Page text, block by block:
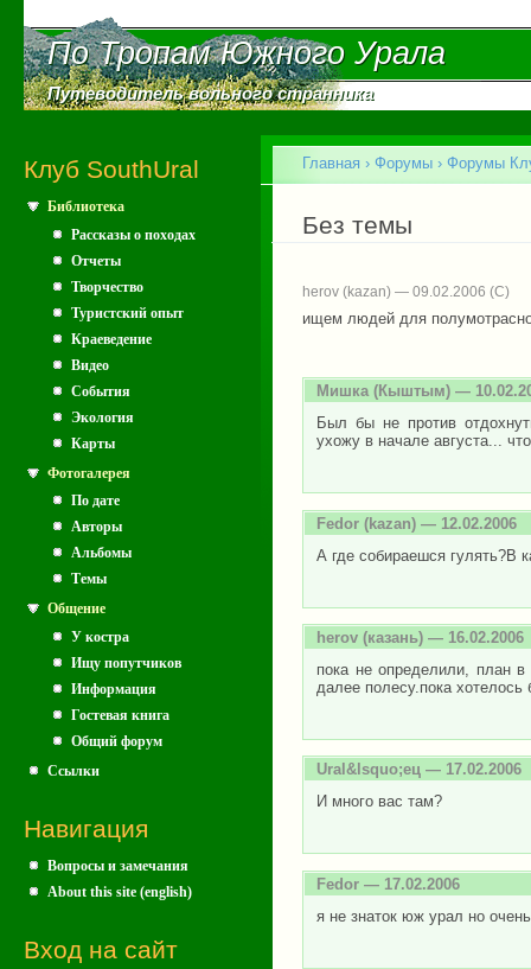
По Тропам Южного Урала
По Тропам Южного Урала
Путеводитель вольного странника
Путеводитель вольного странника
Клуб SouthUral
Библиотека
Рассказы о походах
Отчеты
Творчество
Туристский опыт
Краеведение
Видео
События
Экология
Карты
Фотогалерея
По дате
Авторы
Альбомы
Темы
Общение
У костра
Ищу попутчиков
Информация
Гостевая книга
Общий форум
Ссылки
Навигация
Вопросы и замечания
About this site (english)
Вход на сайт
Вы здесь
Главная › Форумы › Форумы
Без темы
herov (kazan) — 09.02.2006
ищем людей для
Мишка(Кыштым) —
Был бы не против
ухожу в начале августа...
Fedor (kazan) — 12.02.2006
А где собираешся гулять?В
herov (казань) — 16.02.2006
пока не определили, план
далее полесу.пока хотелось
Ural&lsquo;ец — 17.02.2006
И много вас там?
Fedor — 17.02.2006
я не знаток юж урал но